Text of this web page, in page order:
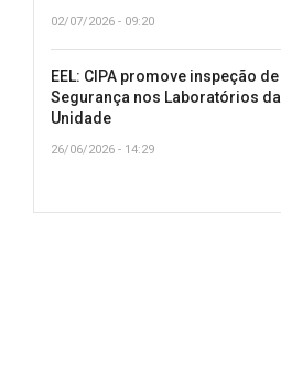
02/07/2026 - 09:20
EEL: CIPA promove inspeção de
Segurança nos Laboratórios da
Unidade
26/06/2026 - 14:29